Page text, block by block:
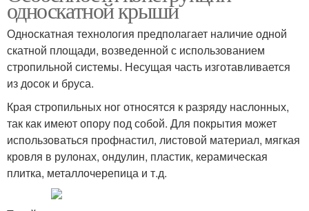
односкатной крыши
Односкатная технология предполагает наличие одной
скатной площади, возведенной с использованием
стропильной системы. Несущая часть изготавливается
из досок и бруса.
Края стропильных ног относятся к разряду наслонных,
так как имеют опору под собой. Для покрытия может
использоваться профнастил, листовой материал, мягкая
кровля в рулонах, ондулин, пластик, керамическая
плитка, металлочерепица и т.д.